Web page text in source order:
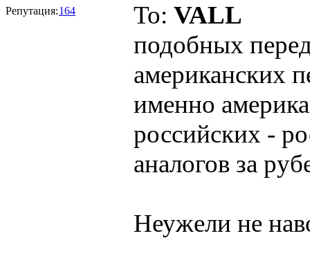
Репутация:164 To: VALL
подобных
американских
именно
российских -
аналогов за
Неужели не